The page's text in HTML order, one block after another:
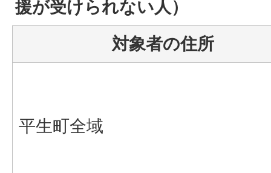
援が受けられない人）
対象者の住所
平生町全域